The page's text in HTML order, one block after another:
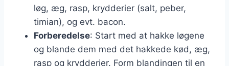
løg, æg, rasp, krydderier (salt, peber,
timian), og evt. bacon.
Forberedelse: Start med at hakke løgene
og blande dem med det hakkede kød, æg,
rasp og krydderier. Form blandingen til en